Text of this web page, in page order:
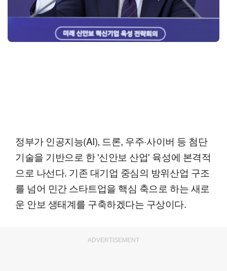
정부가 인공지능(AI), 드론, 우주·사이버 등 첨단
기술을 기반으로 한 '신안보 산업' 육성에 본격적
으로 나선다. 기존 대기업 중심의 방위산업 구조
를 넘어 민간 스타트업을 핵심 축으로 하는 새로
운 안보 생태계를 구축하겠다는 구상이다.
ADVERTISEMENT